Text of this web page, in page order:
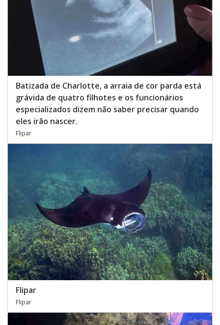
Batizada de Charlotte, a arraia de cor parda está
grávida de quatro filhotes e os funcionários
especializados dizem não saber precisar quando
eles irão nascer.
Flipar
Flipar
Flipar